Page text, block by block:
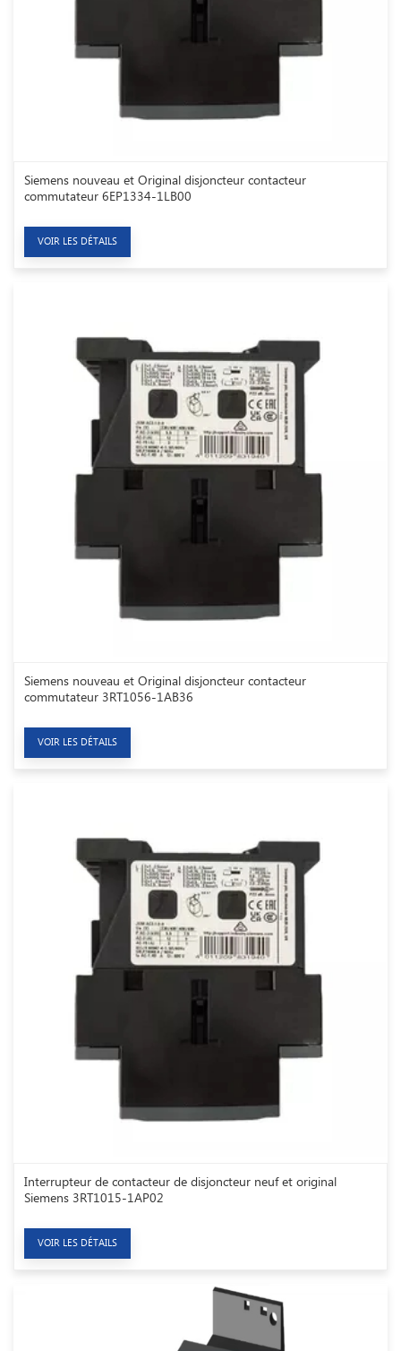
Siemens nouveau et Original disjoncteur contacteur
commutateur 6EP1334-1LB00
VOIR LES DÉTAILS
Siemens nouveau et Original disjoncteur contacteur
commutateur 3RT1056-1AB36
VOIR LES DÉTAILS
Interrupteur de contacteur de disjoncteur neuf et original
Siemens 3RT1015-1AP02
VOIR LES DÉTAILS